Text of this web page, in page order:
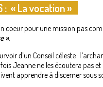
: « La vocation »
coeur pour une mission pas
».
d’un Conseil céleste :
Jeanne ne les écoutera pas
apprendre à discerner sous